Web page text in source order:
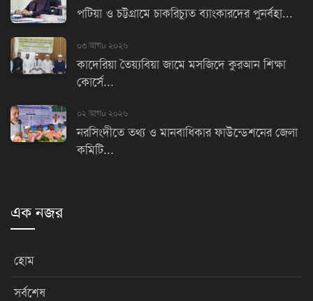
পটিয়া ও চট্টগ্রামে চাকরিচ্যুত ব্যাংকারদের পুনর্বহা...
০৩ আগu ২০২৬
কাদেরিয়া তৈয়্যবিয়া জামে মসজিদে কুরআন শিক্ষা
কোর্সে...
০২ আগu ২০২৬
নরসিংদীতে তথ্য ও মানবাধিকার ফাউন্ডেশনের জেলা
কমিটি...
এক নজর
হোম
সর্বশেষ